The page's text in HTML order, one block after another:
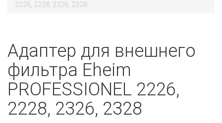
2226, 2228, 2326, 2328
Адаптер для внешнего
фильтра Eheim
PROFESSIONEL 2226,
2228, 2326, 2328